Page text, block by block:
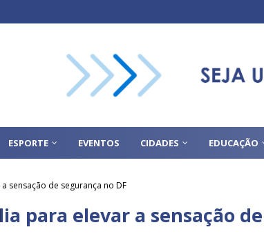
ESPORTE EVENTOS CIDADES EDUCAÇÃO
sensação de segurança no DF
para elevar a sensação de